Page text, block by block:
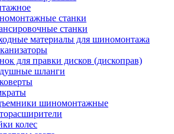
станки
станки
материалы для шиномонтажа
для правки дисков (дископрав)
шланги
шиномонтажные
колес